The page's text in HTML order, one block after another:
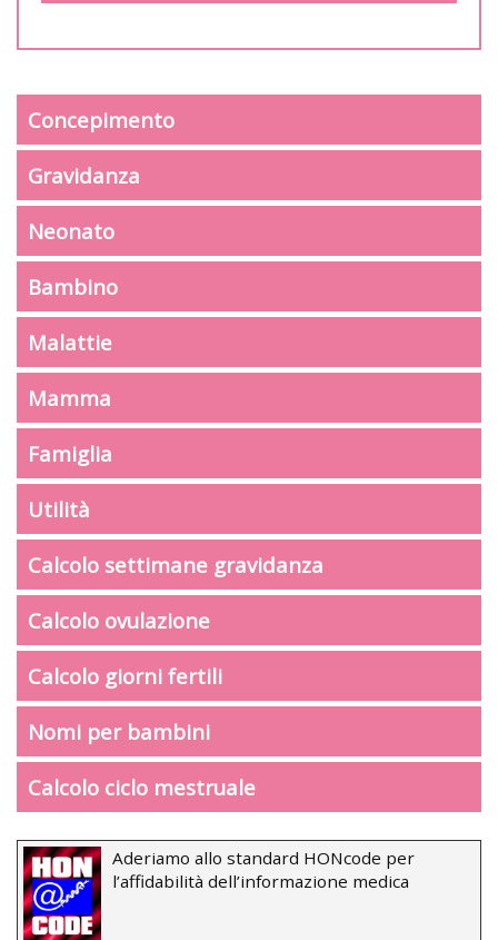
Concepimento
Gravidanza
Neonato
Bambino
Malattie
Mamma
Famiglia
Utilità
Calcolo settimane gravidanza
Calcolo ovulazione
Calcolo giorni fertili
Nomi per bambini
Calcolo ciclo mestruale
Aderiamo allo standard HONcode per
l’affidabilità dell’informazione medica